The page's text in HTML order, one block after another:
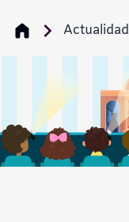
Actualidad